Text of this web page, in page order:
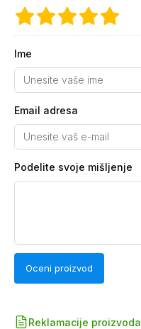
Ime
Email adresa
Podelite svoje mišljenje
Oceni proizvod
Reklamacije proizvoda